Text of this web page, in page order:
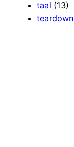
taal (13)
teardown